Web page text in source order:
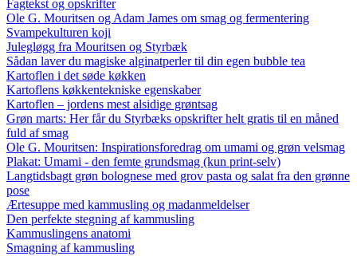
Fagtekst og opskrifter
Ole G. Mouritsen og Adam James om smag og fermentering
Svampekulturen koji
Julegløgg fra Mouritsen og Styrbæk
Sådan laver du magiske alginatperler til din egen bubble tea
Kartoflen i det søde køkken
Kartoflens køkkentekniske egenskaber
Kartoflen – jordens mest alsidige grøntsag
Grøn marts: Her får du Styrbæks opskrifter helt gratis til en måned
fuld af smag
Ole G. Mouritsen: Inspirationsforedrag om umami og grøn velsmag
Plakat: Umami - den femte grundsmag (kun print-selv)
Langtidsbagt grøn bolognese med grov pasta og salat fra den grønne
pose
Ærtesuppe med kammusling og madanmeldelser
Den perfekte stegning af kammusling
Kammuslingens anatomi
Smagning af kammusling